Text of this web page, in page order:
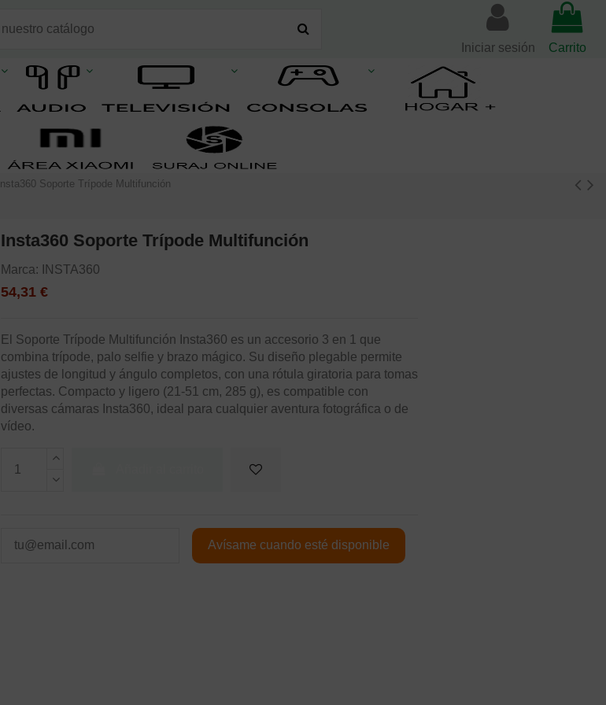
Iniciar sesión Carrito
Insta360 Soporte Trípode Multifunción
Insta360 Soporte Trípode Multifunción
Marca: INSTA360
54,31 €
El Soporte Trípode Multifunción Insta360 es un accesorio 3 en 1 que
combina trípode, palo selfie y brazo mágico. Su diseño plegable permite
ajustes de longitud y ángulo completos, con una rótula giratoria para tomas
perfectas. Compacto y ligero (21-51 cm, 285 g), es compatible con
diversas cámaras Insta360, ideal para cualquier aventura fotográfica o de
vídeo.